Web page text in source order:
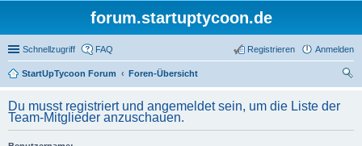
forum.startuptycoon.de
Schnellzugriff FAQ Anmelden
Registrieren
StartUpTycoon Forum
Foren-Übersicht
Du musst registriert und angemeldet sein, um die Liste der
Team-Mitglieder anzuschauen.